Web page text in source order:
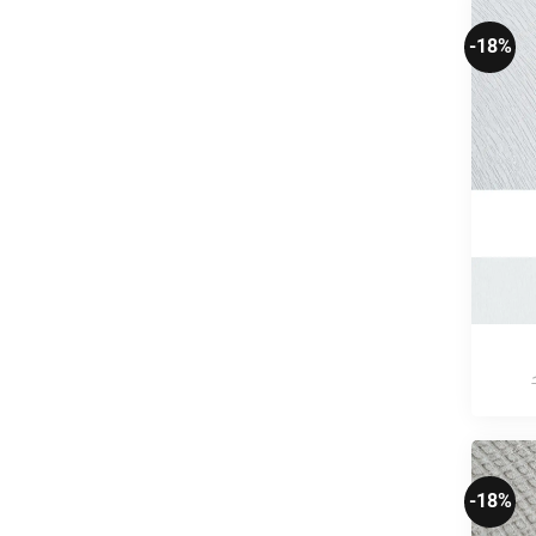
-18%
-18%